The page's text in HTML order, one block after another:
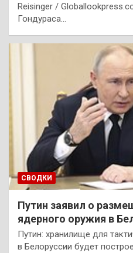
Reisinger /
Гондураса…
СВОДКИ
Путин заявил о
ядерного оружия в
Путин: хранилище для
в Белоруссии будет